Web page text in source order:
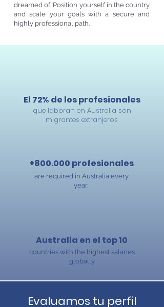
dreamed of. Position yourself in the country
and scale your goals with a secure and
highly professional path.
El 72% de los profesionales
que laboran en Australia son
migrantes extranjeros
+800.000 profesionales
are required in Australia every
year.
Australia en el top 10
countries with the highest salaries
globally.
Evaluamos tu perfil